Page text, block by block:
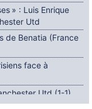
» : Luis Enrique
Utd
de Benatia (France
face à
Utd (1-1)